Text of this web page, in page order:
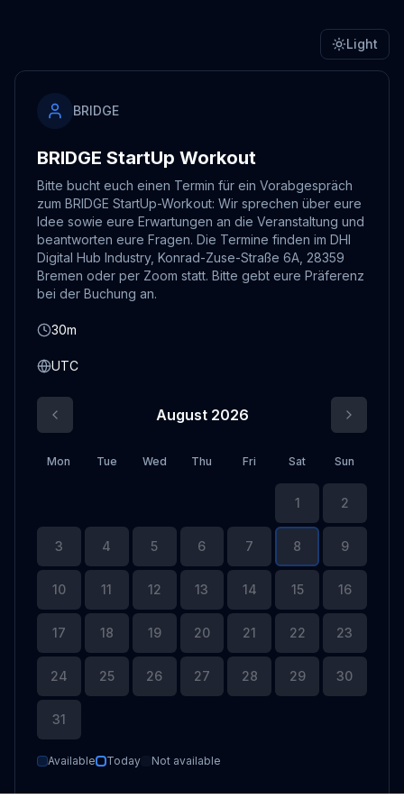
Light
BRIDGE
BRIDGE StartUp Workout
Bitte bucht euch einen Termin für ein Vorabgespräch
zum BRIDGE StartUp-Workout: Wir sprechen über eure
Idee sowie eure Erwartungen an die Veranstaltung und
beantworten eure Fragen. Die Termine finden im DHI
Digital Hub Industry, Konrad-Zuse-Straße 6A, 28359
Bremen oder per Zoom statt. Bitte gebt eure Präferenz
bei der Buchung an.
30m
UTC
August 2026
Mon Tue Wed Thu Fri Sat Sun
1 2
3 4 5 6 7 8 9
10 11 12 13 14 15 16
17 18 19 20 21 22 23
24 25 26 27 28 29 30
31
Available Today Not available